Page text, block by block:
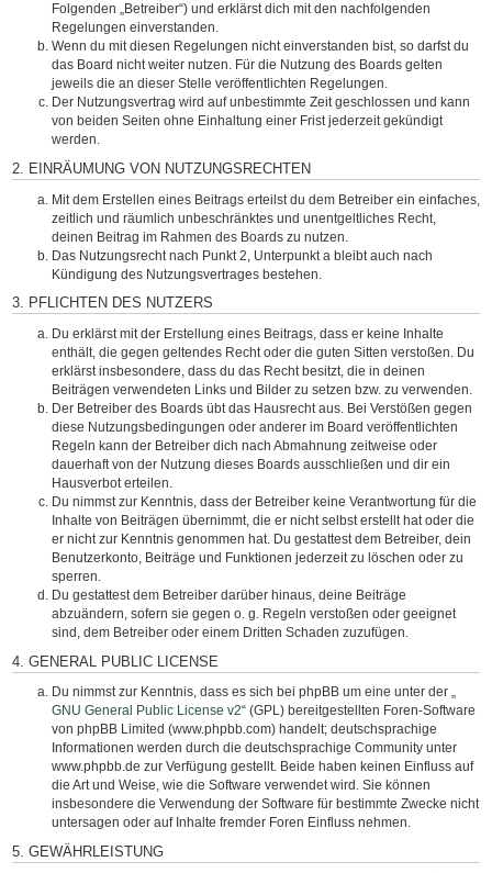
Folgenden „Betreiber“) und erklärst dich mit den nachfolgenden
Regelungen einverstanden.
Wenn du mit diesen Regelungen nicht einverstanden bist, so darfst du
das Board nicht weiter nutzen. Für die Nutzung des Boards gelten
jeweils die an dieser Stelle veröffentlichten Regelungen.
Der Nutzungsvertrag wird auf unbestimmte Zeit geschlossen und kann
von beiden Seiten ohne Einhaltung einer Frist jederzeit gekündigt
werden.
2. EINRÄUMUNG VON NUTZUNGSRECHTEN
Mit dem Erstellen eines Beitrags erteilst du dem Betreiber ein einfaches,
zeitlich und räumlich unbeschränktes und unentgeltliches Recht,
deinen Beitrag im Rahmen des Boards zu nutzen.
Das Nutzungsrecht nach Punkt 2, Unterpunkt a bleibt auch nach
Kündigung des Nutzungsvertrages bestehen.
3. PFLICHTEN DES NUTZERS
Du erklärst mit der Erstellung eines Beitrags, dass er keine Inhalte
enthält, die gegen geltendes Recht oder die guten Sitten verstoßen. Du
erklärst insbesondere, dass du das Recht besitzt, die in deinen
Beiträgen verwendeten Links und Bilder zu setzen bzw. zu verwenden.
Der Betreiber des Boards übt das Hausrecht aus. Bei Verstößen gegen
diese Nutzungsbedingungen oder anderer im Board veröffentlichten
Regeln kann der Betreiber dich nach Abmahnung zeitweise oder
dauerhaft von der Nutzung dieses Boards ausschließen und dir ein
Hausverbot erteilen.
Du nimmst zur Kenntnis, dass der Betreiber keine Verantwortung für die
Inhalte von Beiträgen übernimmt, die er nicht selbst erstellt hat oder die
er nicht zur Kenntnis genommen hat. Du gestattest dem Betreiber, dein
Benutzerkonto, Beiträge und Funktionen jederzeit zu löschen oder zu
sperren.
Du gestattest dem Betreiber darüber hinaus, deine Beiträge
abzuändern, sofern sie gegen o. g. Regeln verstoßen oder geeignet
sind, dem Betreiber oder einem Dritten Schaden zuzufügen.
4. GENERAL PUBLIC LICENSE
Du nimmst zur Kenntnis, dass es sich bei phpBB um eine unter der „
GNU General Public License v2“ (GPL) bereitgestellten Foren-Software
von phpBB Limited (www.phpbb.com) handelt; deutschsprachige
Informationen werden durch die deutschsprachige Community unter
www.phpbb.de zur Verfügung gestellt. Beide haben keinen Einfluss auf
die Art und Weise, wie die Software verwendet wird. Sie können
insbesondere die Verwendung der Software für bestimmte Zwecke nicht
untersagen oder auf Inhalte fremder Foren Einfluss nehmen.
5. GEWÄHRLEISTUNG